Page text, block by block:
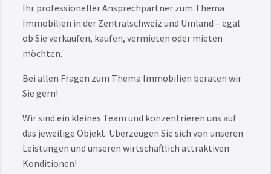
Ihr professioneller Ansprechpartner zum Thema
Immobilien in der Zentralschweiz und Umland – egal
ob Sie verkaufen, kaufen, vermieten oder mieten
möchten.
Bei allen Fragen zum Thema Immobilien beraten wir
Sie gern!
Wir sind ein kleines Team und konzentrieren uns auf
das jeweilige Objekt. Überzeugen Sie sich von unseren
Leistungen und unseren wirtschaftlich attraktiven
Konditionen!